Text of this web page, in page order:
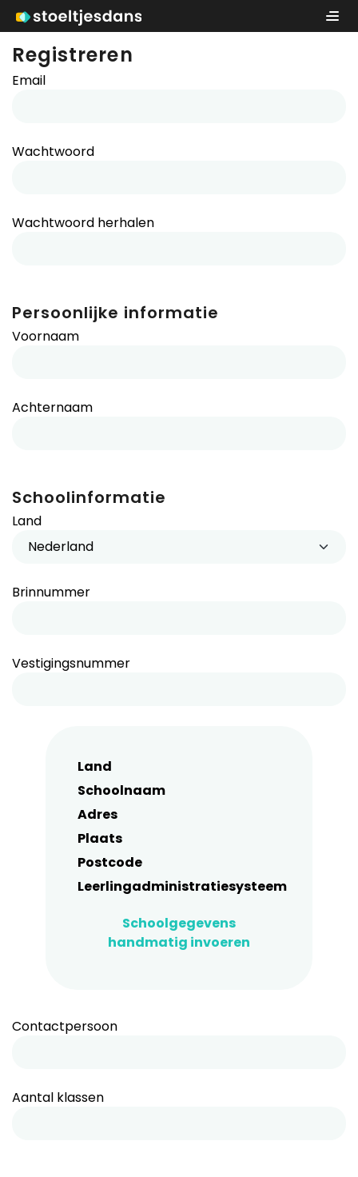
Registreren
Email
Wachtwoord
Wachtwoord herhalen
Persoonlijke informatie
Voornaam
Achternaam
Schoolinformatie
Land
Brinnummer
Vestigingsnummer
Land
Schoolnaam
Adres
Plaats
Postcode
Leerlingadministratiesysteem
Schoolgegevens
handmatig invoeren
Contactpersoon
Aantal klassen